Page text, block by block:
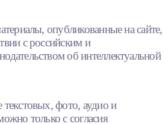
опубликованные на сайте,
с российским и
об интеллектуальной
фото, аудио и
только с согласия